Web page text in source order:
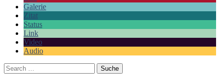
Galerie
Zitat
Status
Link
Video
Audio